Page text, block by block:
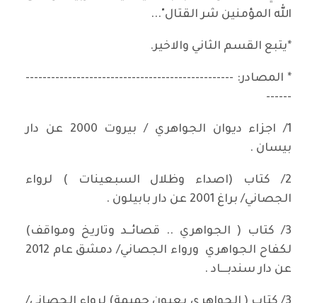
الله المؤمنين شر القتال"...
*يتبع القسم الثاني والاخير.
* المصادر: -------------------------------------------------
------
1/ اجزاء ديوان الجواهري / بيروت 2000 عن دار
بيسان .
2/ كتاب (اصداء وظلال السبعينات ) لرواء
الجصاني/ براغ 2001 عن دار بابيلون .
3/ كتاب ( الجواهري .. قصائــد وتاريخ ومواقف)
لكفاح الجواهري ورواء الجصاني/ دمشق عام 2012
عن دار سندبـــاد .